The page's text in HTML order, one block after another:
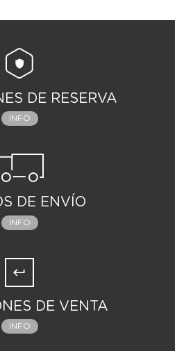
DE RESERVA
INFO
DE ENVÍO
INFO
DE VENTA
INFO